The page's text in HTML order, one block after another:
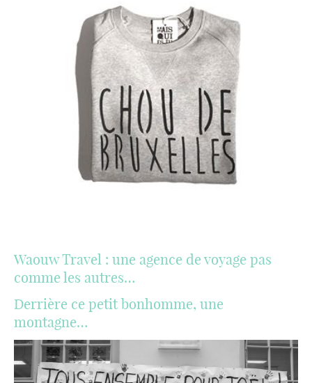
Waouw Travel : une agence de voyage pas
comme les autres…
Derrière ce petit bonhomme, une
montagne…